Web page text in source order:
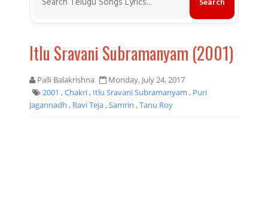
Itlu Sravani Subramanyam (2001)
Palli Balakrishna
Monday, July 24, 2017
2001 ,Chakri, Itlu Sravani Subramanyam , Puri
Jagannadh , Ravi Teja,Samrin ,Tanu Roy